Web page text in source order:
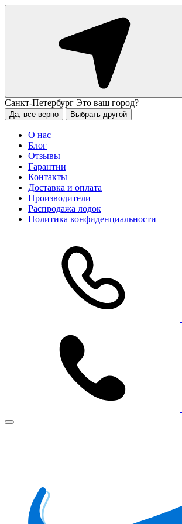
Санкт-Петербург Это ваш город?
Да, все верно Выбрать другой
О нас
Блог
Отзывы
Гарантии
Контакты
Доставка и оплата
Производители
Распродажа лодок
Политика конфиденциальности